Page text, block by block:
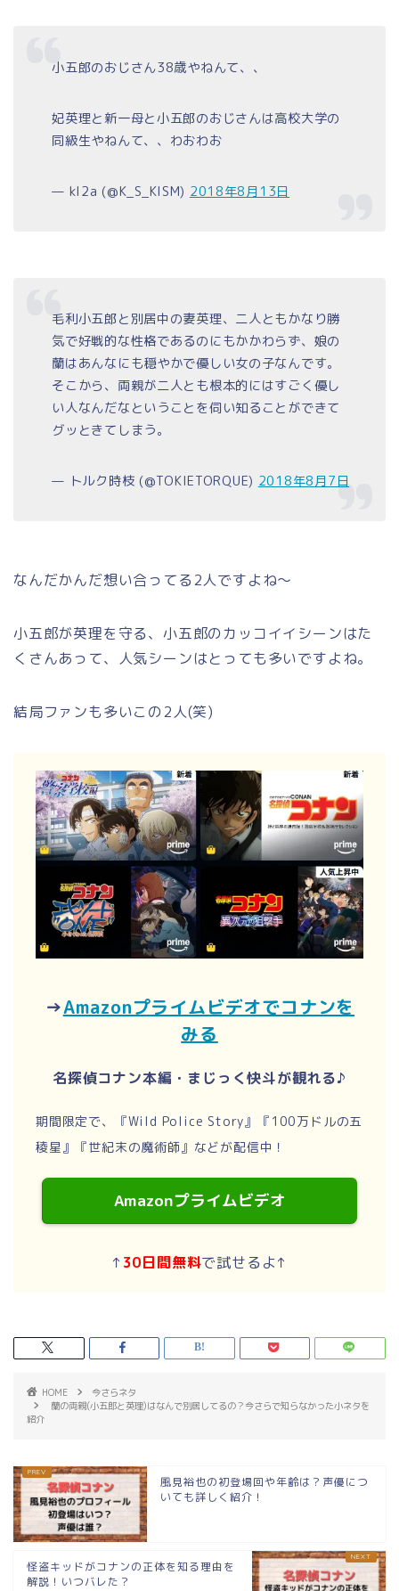
小五郎のおじさん38歳やねんて、、
妃英理と新一母と小五郎のおじさんは高校大学の
同級生やねんて、、わおわお
— kl2a (@K_S_KISM) 2018年8月13日
毛利小五郎と別居中の妻英理、二人ともかなり勝
気で好戦的な性格であるのにもかかわらず、娘の
蘭はあんなにも穏やかで優しい女の子なんです。
そこから、両親が二人とも根本的にはすごく優し
い人なんだなということを伺い知ることができて
グッときてしまう。
— トルク時枝 (@TOKIETORQUE) 2018年8月7日
なんだかんだ想い合ってる2人ですよね～
小五郎が英理を守る、小五郎のカッコイイシーンはた
くさんあって、人気シーンはとっても多いですよね。
結局ファンも多いこの2人(笑)
→Amazonプライムビデオでコナンを
みる
名探偵コナン本編・まじっく快斗が観れる♪
期間限定で、『Wild Police Story』『100万ドルの五
稜星』『世紀末の魔術師』などが配信中！
Amazonプライムビデオ
↑ 30日間無料で試せるよ↑
HOME
今さらネタ
蘭の両親(小五郎と英理)はなんで別居してるの？今さらで知らなかった小ネタを
紹介
風見裕也の初登場回や年齢は？声優につ
いても詳しく紹介！
怪盗キッドがコナンの正体を知る理由を
解説！いつバレた？